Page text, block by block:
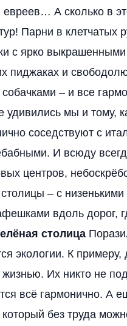
А сколько в
Парни в клетчатых
с ярко
пиджаках и
– и все
мы и тому,
соседствуют с
И всюду
центров,
– с
вдоль дорог,
столица
экологии. К
Их никто не
всё гармонично. А
без труда